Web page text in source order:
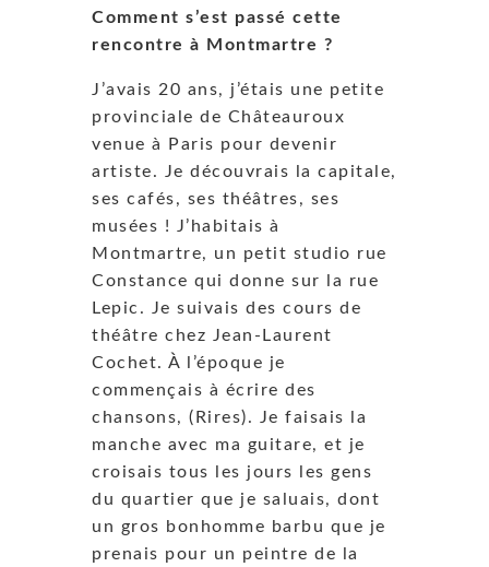
Comment s’est passé cette
rencontre à Montmartre ?
J’avais 20 ans, j’étais une petite
provinciale de Châteauroux
venue à Paris pour devenir
artiste. Je découvrais la capitale,
ses cafés, ses théâtres, ses
musées ! J’habitais à
Montmartre, un petit studio rue
Constance qui donne sur la rue
Lepic. Je suivais des cours de
théâtre chez Jean-Laurent
Cochet. À l’époque je
commençais à écrire des
chansons, (Rires). Je faisais la
manche avec ma guitare, et je
croisais tous les jours les gens
du quartier que je saluais, dont
un gros bonhomme barbu que je
prenais pour un peintre de la